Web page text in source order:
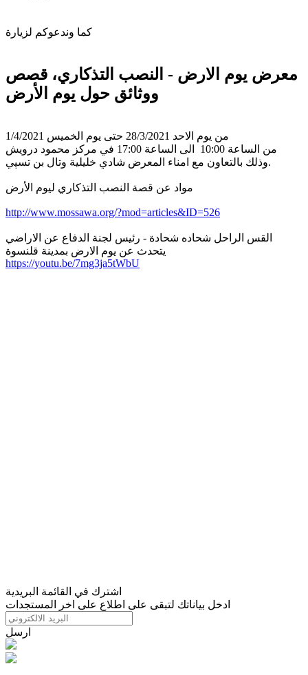
كما وندعوكم لزيارة
معرض يوم الارض - النصب التذكاري، قصص
من يوم الاحد 28/3/2021 حتى يوم الخميس 1/4/2021
من الساعة 10:00 الى الساعة 17:00 في مركز محمود درويش
وذلك بالتعاون مع امناء المعرض شادي خليلية وتال بن تسپي.
مواد عن قصة النصب التذكاري ليوم الأرض
http://www.mossawa.org/?mod=articles&ID=526
القس الراحل شحاده شحادة - رئيس لجنة الدفاع عن الاراضي
يتحدث عن يوم الارض بمدينة قلنسوة
https://youtu.be/7mg3ja5tWbU
اشترك في القائمة البريدية
ادخل بياناتك لتبقى على اطلاع على اخر المستجدات
ارسل